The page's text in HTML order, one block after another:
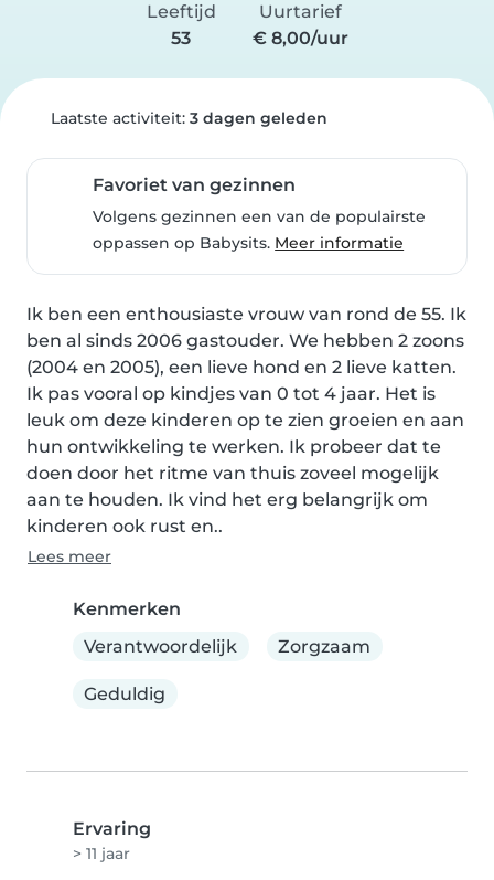
Leeftijd
53
Uurtarief
€ 8,00/uur
Laatste activiteit: 3 dagen geleden
Favoriet van gezinnen
Volgens gezinnen een van de populairste
oppassen op Babysits. Meer informatie
Ik ben een enthousiaste vrouw van rond de 55. Ik
ben al sinds 2006 gastouder. We hebben 2 zoons
(2004 en 2005), een lieve hond en 2 lieve katten.
Ik pas vooral op kindjes van 0 tot 4 jaar. Het is
leuk om deze kinderen op te zien groeien en aan
hun ontwikkeling te werken. Ik probeer dat te
doen door het ritme van thuis zoveel mogelijk
aan te houden. Ik vind het erg belangrijk om
kinderen ook rust en..
Lees meer
Kenmerken
Verantwoordelijk
Zorgzaam
Geduldig
Ervaring
> 11 jaar